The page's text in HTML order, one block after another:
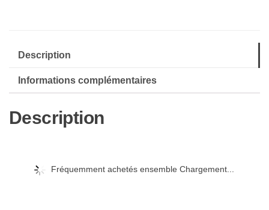
[DVD]
Description
Informations complémentaires
Description
Fréquemment achetés ensemble Chargement...